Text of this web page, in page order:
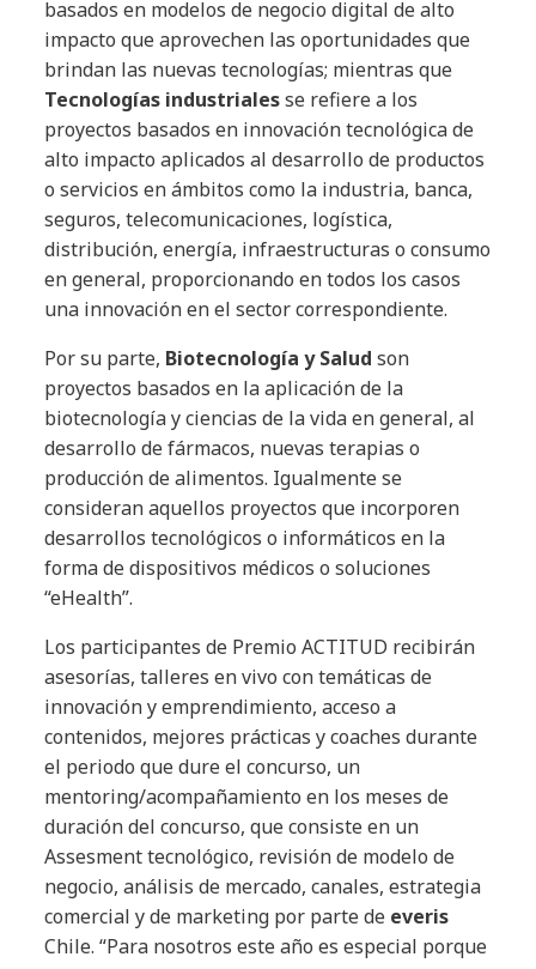
basados en modelos de negocio digital de alto
impacto que aprovechen las oportunidades que
brindan las nuevas tecnologías; mientras que
Tecnologías industrialesse refiere a los
proyectos basados en innovación tecnológica de
alto impacto aplicados al desarrollo de productos
o servicios en ámbitos como la industria, banca,
seguros, telecomunicaciones, logística,
distribución, energía, infraestructuras o consumo
en general, proporcionando en todos los casos
una innovación en el sector correspondiente.
Por su parte, Biotecnología y Salud son
proyectos basados en la aplicación de la
biotecnología y ciencias de la vida en general, al
desarrollo de fármacos, nuevas terapias o
producción de alimentos. Igualmente se
consideran aquellos proyectos que incorporen
desarrollos tecnológicos o informáticos en la
forma de dispositivos médicos o soluciones
“eHealth”.
Los participantes de Premio ACTITUD recibirán
asesorías, talleres en vivo con temáticas de
innovación y emprendimiento, acceso a
contenidos, mejores prácticas y coaches durante
el periodo que dure el concurso, un
mentoring/acompañamiento en los meses de
duración del concurso, que consiste en un
Assesment tecnológico, revisión de modelo de
negocio, análisis de mercado, canales, estrategia
comercial y de marketing por parte de everis
Chile. “Para nosotros este año es especial porque